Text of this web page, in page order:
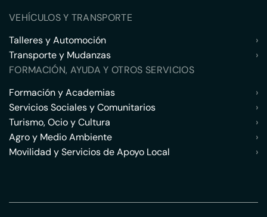
VEHÍCULOS Y TRANSPORTE
Talleres y Automoción
›
Transporte y Mudanzas
›
FORMACIÓN, AYUDA Y OTROS SERVICIOS
Formación y Academias
›
Servicios Sociales y Comunitarios
›
Turismo, Ocio y Cultura
›
Agro y Medio Ambiente
›
Movilidad y Servicios de Apoyo Local
›